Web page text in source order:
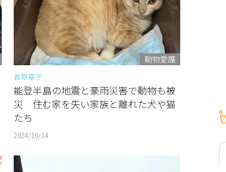
動物愛護
香取章子
能登半島の地震と豪雨災害で動物も被
災 住む家を失い家族と離れた犬や猫
たち
2024/10/14